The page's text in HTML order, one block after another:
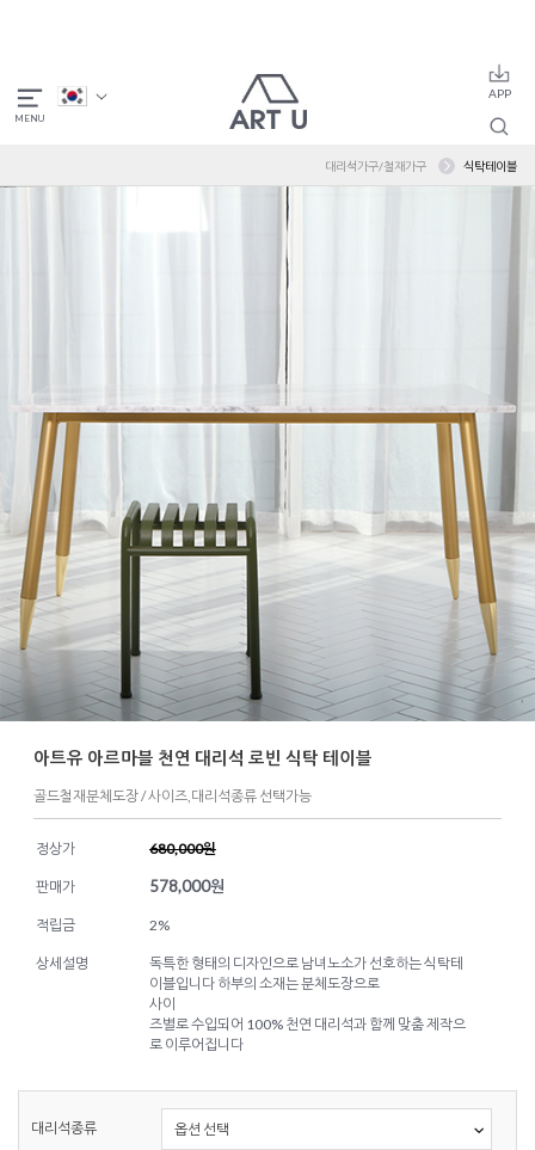
대리석가구/철재가구 식탁테이블
아트유 아르마블 천연 대리석 로빈 식탁 테이블
골드철재분체도장 / 사이즈,대리석종류 선택가능
정상가 680,000원
판매가 578,000원
적립금 2%
상세설명
독특한 형태의 디자인으로 남녀노소가 선호하는 식탁테
이블입니다 하부의 소재는 분체도장으로
사이
즈별로 수입되어 100% 천연 대리석과 함께 맞춤 제작으
로 이루어집니다
대리석종류